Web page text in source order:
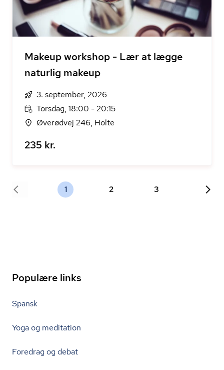
Makeup workshop - Lær at lægge
naturlig makeup
3. september, 2026
Torsdag, 18:00 - 20:15
Øverødvej 246, Holte
235 kr.
1 2 3
Populære links
Spansk
Yoga og meditation
Foredrag og debat